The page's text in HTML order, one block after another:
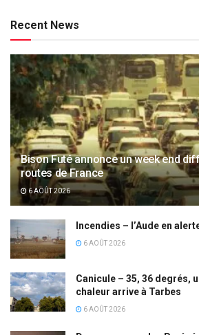
Recent News
Bison Futé annonce un week end
routes de France
6 AOÛT 2026
Incendies – l’Aude en
6 AOÛT 2026
Canicule – 35, 36 degrés,
chaleur arrive à Tarbes
6 AOÛT 2026